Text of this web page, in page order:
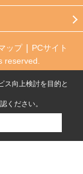
ップ
PCサイト
reserved.
ス向上検討を目的と
ください。